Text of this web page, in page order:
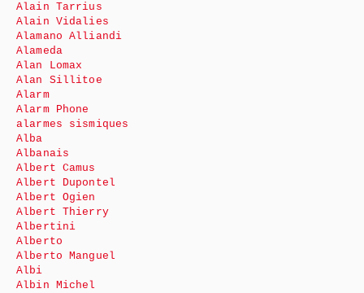
Alain Tarrius
Alain Vidalies
Alamano Alliandi
Alameda
Alan Lomax
Alan Sillitoe
Alarm
Alarm Phone
alarmes sismiques
Alba
Albanais
Albert Camus
Albert Dupontel
Albert Ogien
Albert Thierry
Albertini
Alberto
Alberto Manguel
Albi
Albin Michel